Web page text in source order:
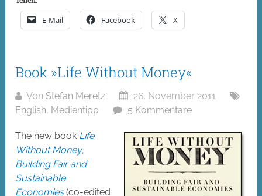
E-Mail Facebook X
Book »Life Without Money«
Von Stefan Meretz
26. November 2011
English, Medientipp 5 Kommentare
The new book Life
Without Money;
Building Fair and
Sustainable
Economies(co-edited